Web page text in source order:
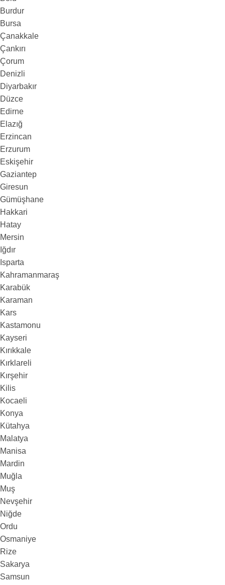
Burdur
Bursa
Çanakkale
Çankırı
Çorum
Denizli
Diyarbakır
Düzce
Edirne
Elazığ
Erzincan
Erzurum
Eskişehir
Gaziantep
Giresun
Gümüşhane
Hakkari
Hatay
Mersin
Iğdır
Isparta
Kahramanmaraş
Karabük
Karaman
Kars
Kastamonu
Kayseri
Kırıkkale
Kırklareli
Kırşehir
Kilis
Kocaeli
Konya
Kütahya
Malatya
Manisa
Mardin
Muğla
Muş
Nevşehir
Niğde
Ordu
Osmaniye
Rize
Sakarya
Samsun